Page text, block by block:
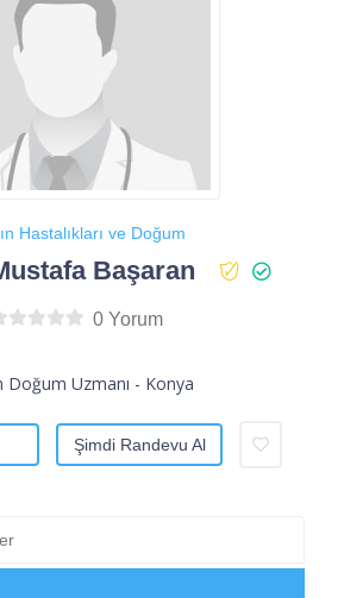
Hastalıkları ve Doğum
Başaran
0 Yorum
Doğum Uzmanı - Konya
Şimdi Randevu Al